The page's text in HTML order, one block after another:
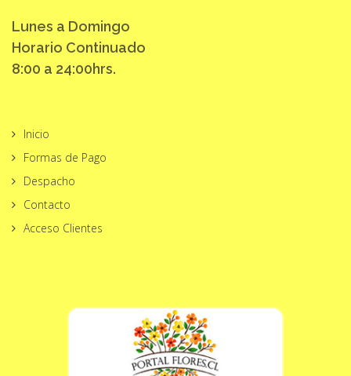
Lunes a Domingo
Horario Continuado
8:00 a 24:00hrs.
Inicio
Formas de Pago
Despacho
Contacto
Acceso Clientes